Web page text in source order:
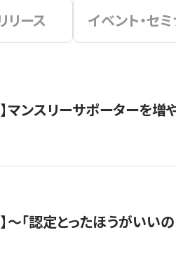
リース イベント・セ
】マンスリーサポーター
】〜「認定とったほうがいい